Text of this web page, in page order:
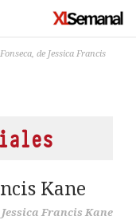
Fonseca, de Jessica Francis
Kane
Jessica Francis Kane